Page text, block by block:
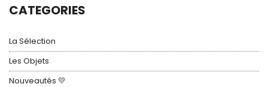
CATEGORIES
La Sélection
Les Objets
Nouveautés 💛